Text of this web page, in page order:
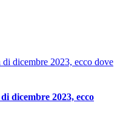
dicembre 2023, ecco